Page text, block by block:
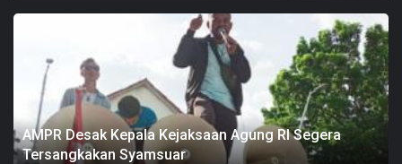
AMPR Desak Kepala Kejaksaan Agung RI Segera
Tersangkakan Syamsuar